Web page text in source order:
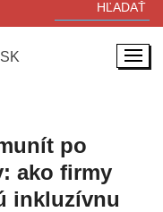
SK
po
ako firmy
inkluzívnu